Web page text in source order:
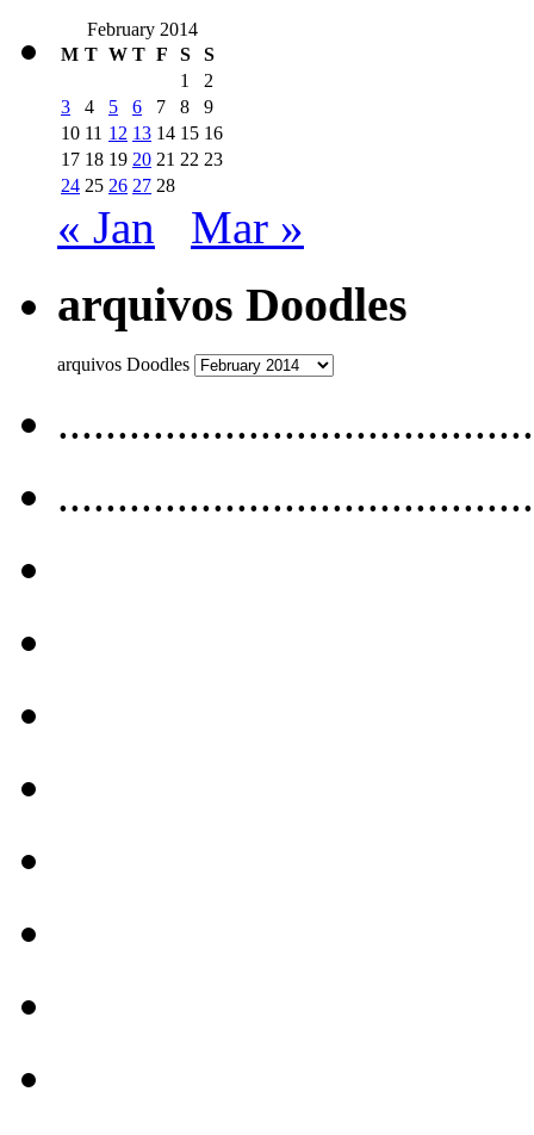
February 2014
M T W T F S
S
1
2
3
4 5 6 7 8
9
10 11 12 13 14 15 16
17 18 19 20 21 22 23
24 25 26 27 28
« Jan Mar »
arquivos Doodles
arquivos Doodles